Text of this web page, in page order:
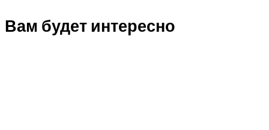
Вам будет интересно